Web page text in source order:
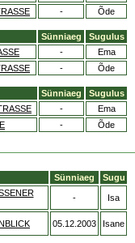
- Õde
Sünniaeg
Sugulus
-
Ema
- Õde
Sünniaeg
Sugulus
-
Ema
- Õde
Sünniaeg Sugu
- Isa
05.12.2003 Isane